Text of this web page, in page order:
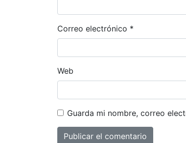
Correo electrónico *
Web
Guarda mi nombre, correo